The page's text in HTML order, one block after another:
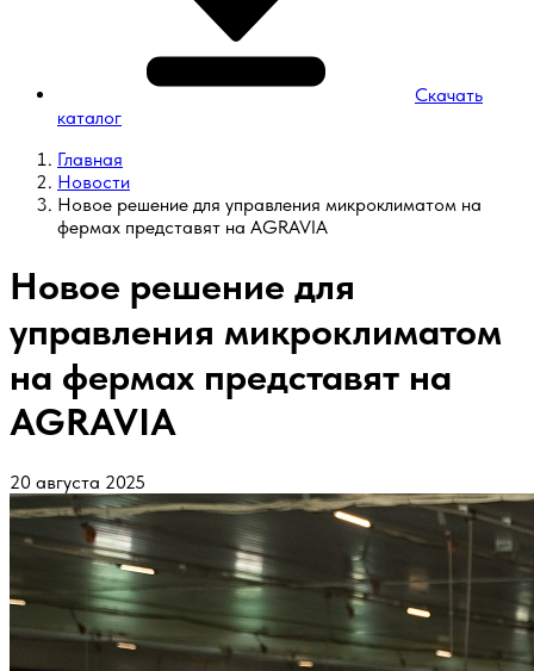
Скачать
каталог
Главная
Новости
Новое решение для управления микроклиматом на
фермах представят на AGRAVIA
Новое решение для
управления микроклиматом
на фермах представят на
AGRAVIA
20 августа 2025